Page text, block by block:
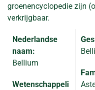
groenencyclopedie zijn
verkrijgbaar.
Nederlandse
naam:
Bellium
Wetenschappeli